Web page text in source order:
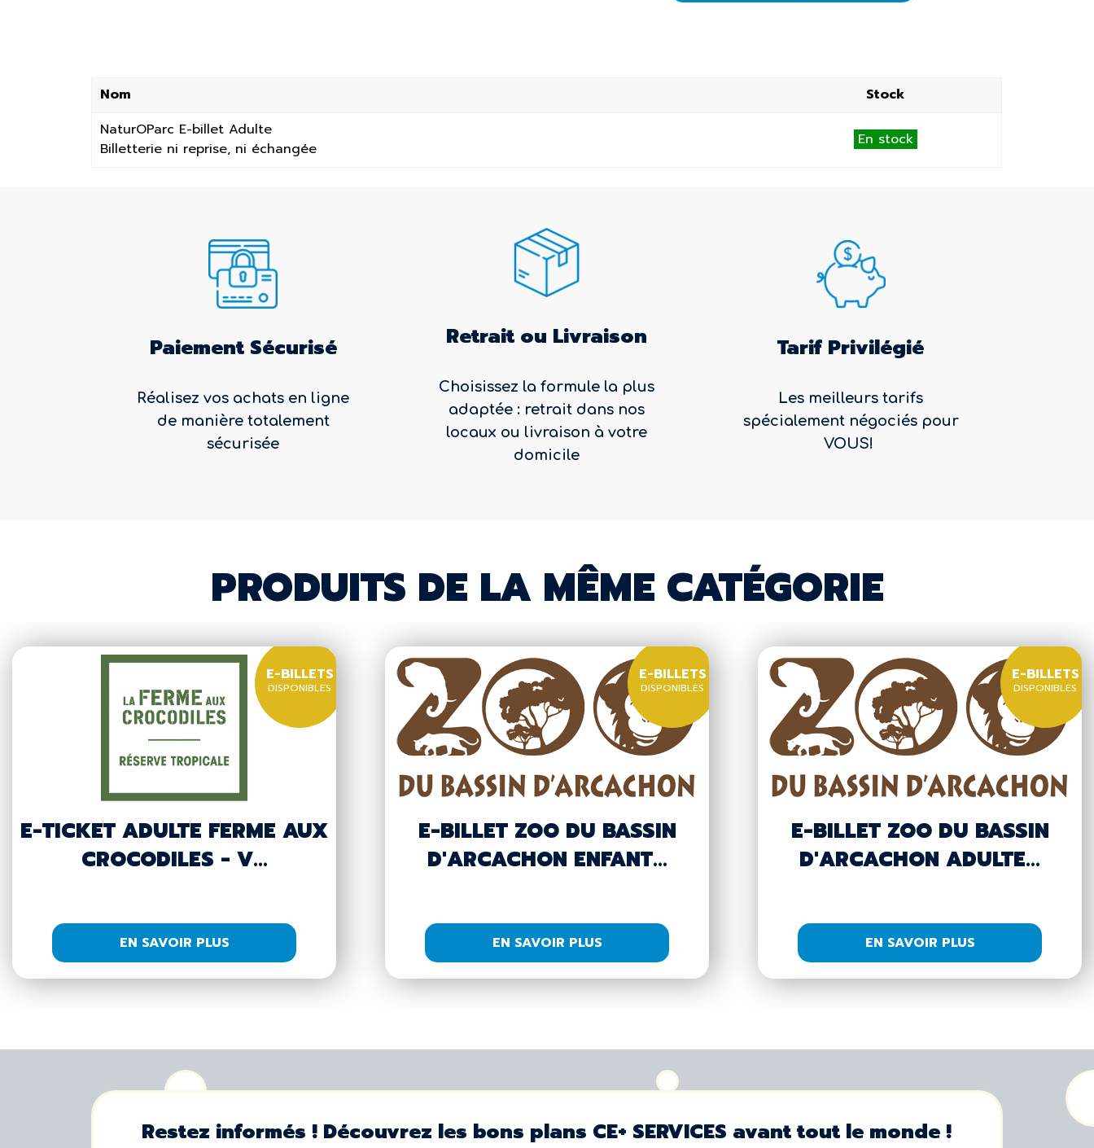
Nom
Stock
NaturOParc E-billet Adulte
Billetterie ni reprise, ni échangée
En stock
Paiement Sécurisé
Réalisez vos achats en ligne
de manière totalement
sécurisée
Retrait ou Livraison
Choisissez la formule la plus
adaptée : retrait dans nos
locaux ou livraison à votre
domicile
Tarif Privilégié
Les meilleurs tarifs
spécialement négociés pour
VOUS!
PRODUITS DE LA MÊME CATÉGORIE
E-TICKET ADULTE FERME AUX
CROCODILES - V...
E-BILLETS
DISPONIBLES
EN SAVOIR PLUS
E-BILLET ZOO DU BASSIN
D'ARCACHON ENFANT...
E-BILLETS
DISPONIBLES
EN SAVOIR PLUS
E-BILLET ZOO DU BASSIN
D'ARCACHON ADULTE...
E-BILLETS
DISPONIBLES
EN SAVOIR PLUS
Restez informés ! Découvrez les bons plans CE+ SERVICES avant tout le monde !